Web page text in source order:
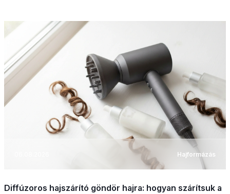
Hajformázás
Diffúzoros hajszárító göndör hajra: hogyan szárítsuk a